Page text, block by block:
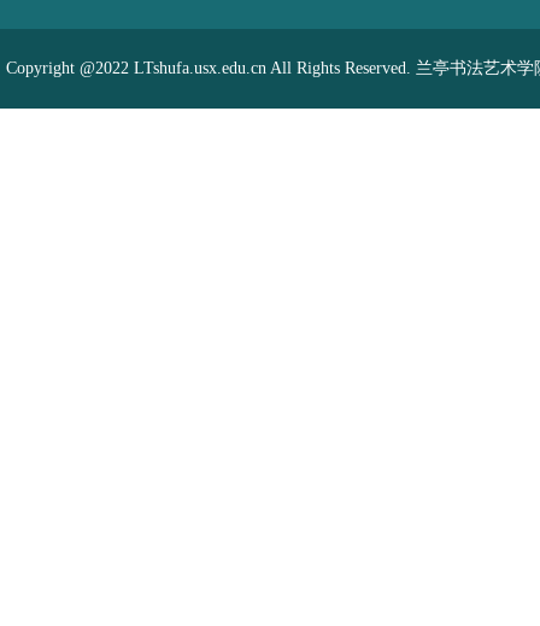
Copyright @2022 LTshufa.usx.edu.cn All Rights Reserved. 兰亭书法艺术